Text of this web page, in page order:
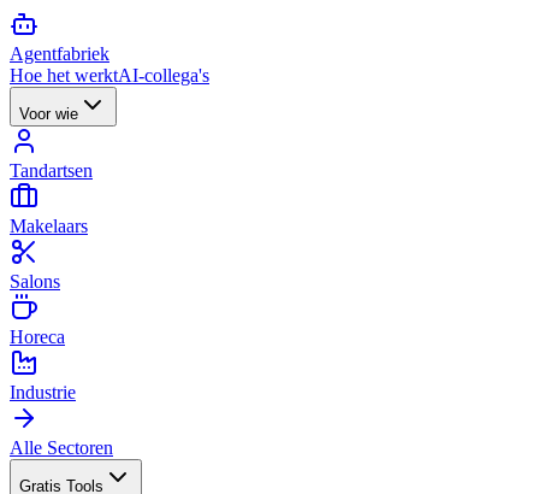
Agentfabriek
Hoe het werktAI-collega's
Voor wie
Tandartsen
Makelaars
Salons
Horeca
Industrie
Alle Sectoren
Gratis Tools